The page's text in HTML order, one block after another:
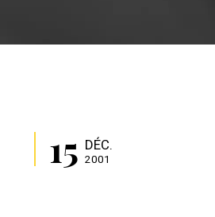
15 DÉC.
2001